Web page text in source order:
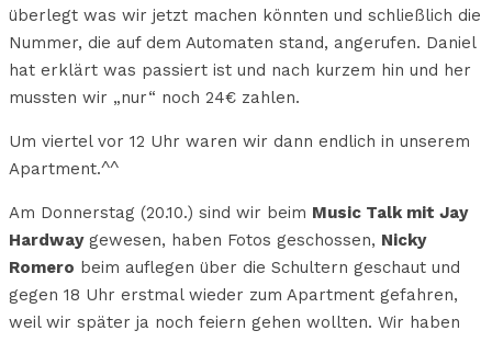
überlegt was wir jetzt machen könnten und schließlich die
Nummer, die auf dem Automaten stand, angerufen. Daniel
hat erklärt was passiert ist und nach kurzem hin und her
mussten wir „nur“ noch 24€ zahlen.
Um viertel vor 12 Uhr waren wir dann endlich in unserem
Apartment.^^
Am Donnerstag (20.10.) sind wir beim Music Talk mit Jay
Hardwaygewesen, haben Fotos geschossen, Nicky
Romero beim auflegen über die Schultern geschaut und
gegen 18 Uhr erstmal wieder zum Apartment gefahren,
weil wir später ja noch feiern gehen wollten. Wir haben